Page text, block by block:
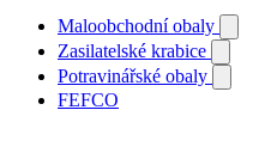
Maloobchodní obaly
Zasilatelské krabice
Potravinářské obaly
FEFCO